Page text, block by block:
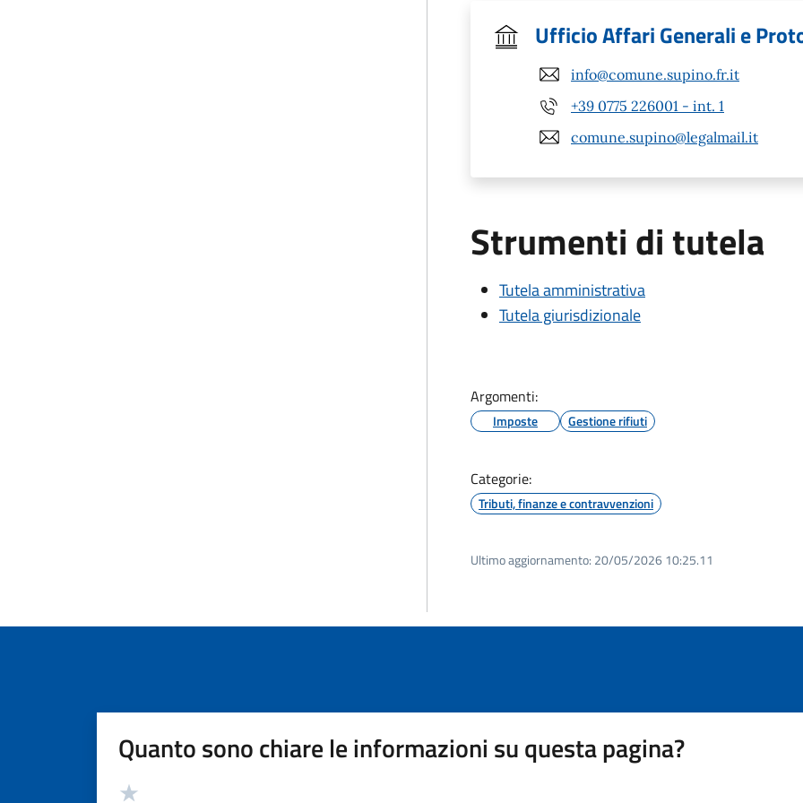
Ufficio Affari Generali e
info@comune.supino.fr.it
+39 0775 226001 - int. 1
comune.supino@legalmail.it
Strumenti di tutela
Tutela amministrativa
Tutela giurisdizionale
Argomenti:
Imposte Gestione rifiuti
Categorie:
Tributi, finanze e contravvenzioni
Ultimo aggiornamento: 20/05/2026 10:25.11
Quanto sono chiare le informazioni su questa pagina?
Valutazione